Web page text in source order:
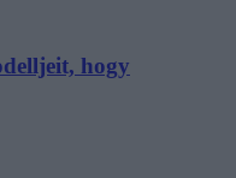
hogy